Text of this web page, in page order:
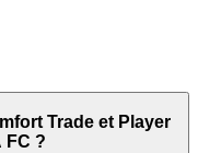
Trade et Player
FC ?